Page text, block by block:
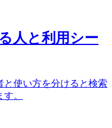
人と利用シー
使い方を分けると検索
。